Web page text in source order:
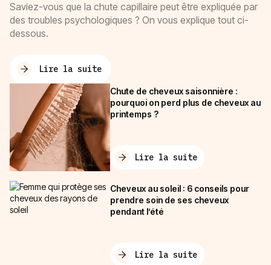
Saviez-vous que la chute capillaire peut être expliquée par
des troubles psychologiques ? On vous explique tout ci-
dessous.
Lire la suite
Chute de cheveux saisonnière :
pourquoi on perd plus de cheveux au
printemps ?
Lire la suite
Cheveux au soleil : 6 conseils pour
prendre soin de ses cheveux
pendant l’été
Lire la suite